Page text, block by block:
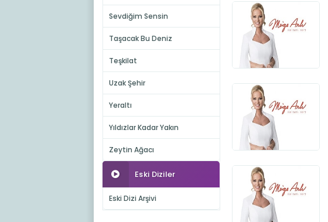
Sevdiğim Sensin
Taşacak Bu Deniz
Teşkilat
Uzak Şehir
Yeraltı
Yıldızlar Kadar Yakın
Zeytin Ağacı
Eski Diziler
Eski Dizi Arşivi